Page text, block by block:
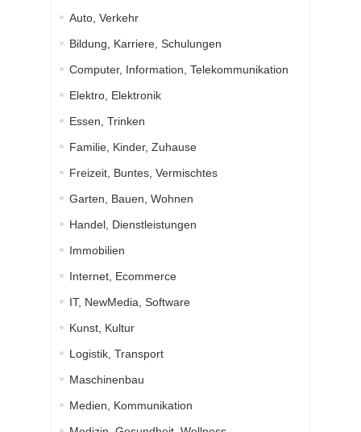
Auto, Verkehr
Bildung, Karriere, Schulungen
Computer, Information, Telekommunikation
Elektro, Elektronik
Essen, Trinken
Familie, Kinder, Zuhause
Freizeit, Buntes, Vermischtes
Garten, Bauen, Wohnen
Handel, Dienstleistungen
Immobilien
Internet, Ecommerce
IT, NewMedia, Software
Kunst, Kultur
Logistik, Transport
Maschinenbau
Medien, Kommunikation